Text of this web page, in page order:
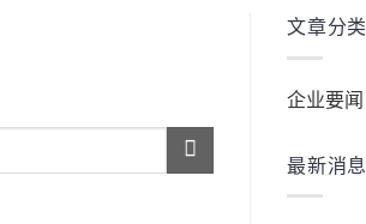
文章分类
企业要闻
最新消息